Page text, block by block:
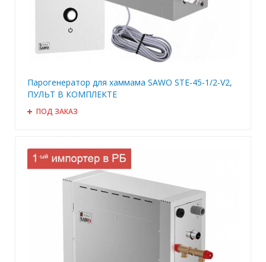
Парогенератор для хаммама SAWO STE-45-1/2-V2,
ПУЛЬТ В КОМПЛЕКТЕ
ПОД ЗАКАЗ